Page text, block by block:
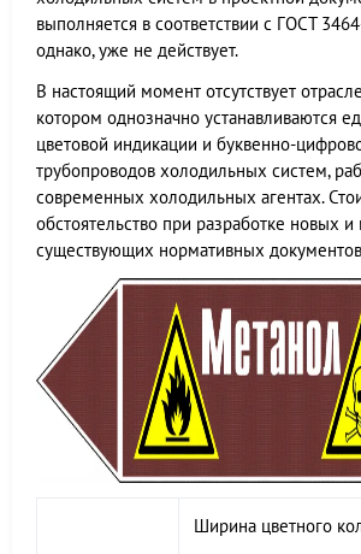
выполняется в соответствии с ГОСТ
однако, уже не действует.
В настоящий момент отсутствует
котором однозначно устанавливаются
цветовой индикации и буквенно-
трубопроводов холодильных систем,
современных холодильных агентах.
обстоятельство при разработке новых
существующих нормативных
Ширина цветного